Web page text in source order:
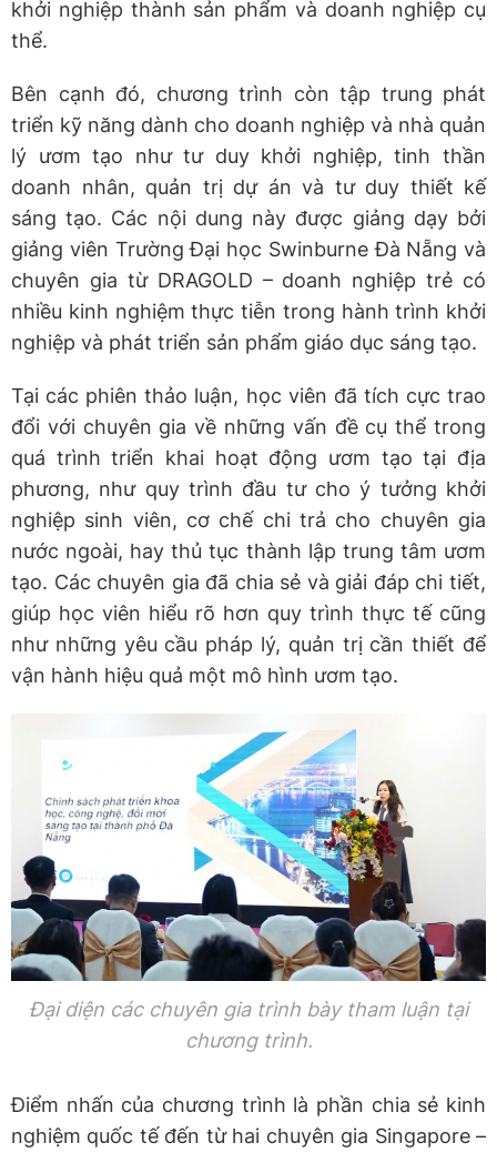
khởi nghiệp thành sản phẩm và doanh nghiệp cụ
thể.
Bên cạnh đó, chương trình còn tập trung phát
triển kỹ năng dành cho doanh nghiệp và nhà quản
lý ươm tạo như tư duy khởi nghiệp, tinh thần
doanh nhân, quản trị dự án và tư duy thiết kế
sáng tạo. Các nội dung này được giảng dạy bởi
giảng viên Trường Đại học Swinburne Đà Nẵng và
chuyên gia từ DRAGOLD – doanh nghiệp trẻ có
nhiều kinh nghiệm thực tiễn trong hành trình khởi
nghiệp và phát triển sản phẩm giáo dục sáng tạo.
Tại các phiên thảo luận, học viên đã tích cực trao
đổi với chuyên gia về những vấn đề cụ thể trong
quá trình triển khai hoạt động ươm tạo tại địa
phương, như quy trình đầu tư cho ý tưởng khởi
nghiệp sinh viên, cơ chế chi trả cho chuyên gia
nước ngoài, hay thủ tục thành lập trung tâm ươm
tạo. Các chuyên gia đã chia sẻ và giải đáp chi tiết,
giúp học viên hiểu rõ hơn quy trình thực tế cũng
như những yêu cầu pháp lý, quản trị cần thiết để
vận hành hiệu quả một mô hình ươm tạo.
Đại diện các chuyên gia trình bày tham luận tại
chương trình.
Điểm nhấn của chương trình là phần chia sẻ kinh
nghiệm quốc tế đến từ hai chuyên gia Singapore –